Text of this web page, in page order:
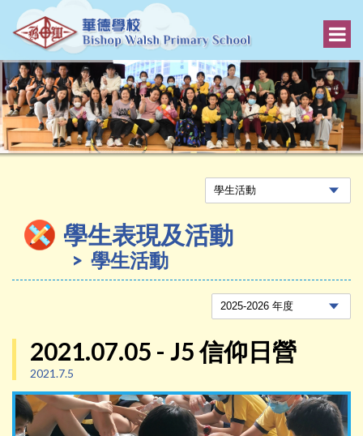
學生表現及活動
學生活動
2021.07.05 - J5 信仰日營
2021.7.5